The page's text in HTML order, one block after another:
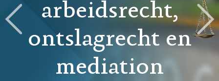
arbeidsrecht,
ontslagrecht en
mediation